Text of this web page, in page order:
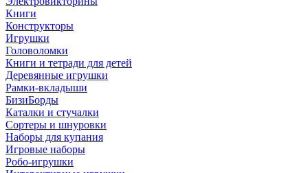
Книги
Конструкторы
Игрушки
Головоломки
Книги и тетради для детей
Деревянные игрушки
Рамки-вкладыши
БизиБорды
Каталки и стучалки
Сортеры и шнуровки
Наборы для купания
Игровые наборы
Робо-игрушки